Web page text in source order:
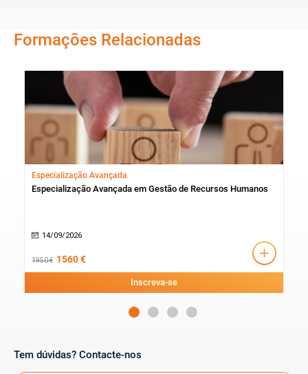
Formações Relacionadas
Especialização Avançada
Especialização Avançada em Gestão de Recursos Humanos
14/09/2026
1950 € 1560 €
Inscreva-se
Tem dúvidas? Contacte-nos